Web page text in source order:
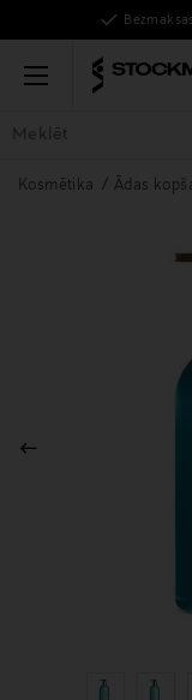
Menu
VISAS PRECES
Kosmētika Ādas